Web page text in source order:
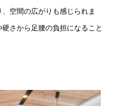
空間の広がりも感じられま
さから足腰の負担になること